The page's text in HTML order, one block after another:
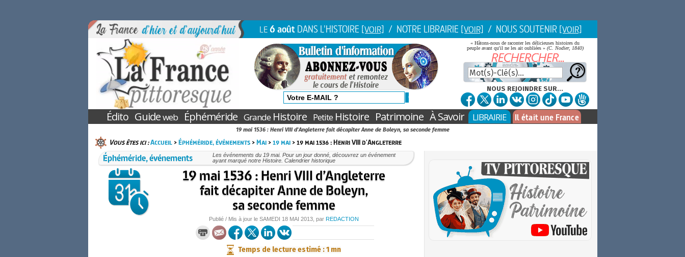
LE6 août DANS L'HISTOIRE [VOIR] / NOTRE LIBRAIRIE [VOIR] / NOUS SOUTENIR [VOIR]
« Hâtons-nous de raconter les délicieuses histoires du
peuple avant qu'il ne les ait oubliées » (C. Nodier, 1840)
NOUS REJOINDRE SUR...
Édito Guideweb Éphéméride GrandeHistoire PetiteHistoire Patrimoine À Savoir LIBRAIRIE Il était une France
19 mai 1536 : Henri VIII d'Angleterre fait décapiter Anne de Boleyn, sa seconde femme
Vous êtes ici :Accueil>Éphéméride, événements>Mai>19 mai> 19 mai 1536 : Henri VIII d'Angleterre
Éphéméride, événements
Les événements du 19 mai. Pour un jour donné, découvrez un événement
ayant marqué notre Histoire. Calendrier historique
19 mai 1536 : Henri VIII d’Angleterre
fait décapiter Anne de Boleyn,
sa seconde femme
Publié / Mis à jour le SAMEDI 18 MAI 2013 , par REDACTION
Temps de lecture estimé : 1 mn